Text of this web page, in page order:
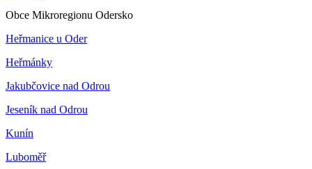
Obce Mikroregionu Odersko
Heřmanice u Oder
Heřmánky
Jakubčovice nad Odrou
Jeseník nad Odrou
Kunín
Luboměř